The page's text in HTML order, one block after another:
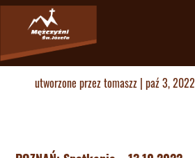
utworzone przeztomaszz| paź 3, 2022